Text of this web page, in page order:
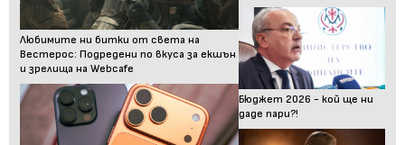
Любимите ни битки от света на
Вестерос: Подредени по вкуса за екшън
и зрелища на Webcafe
Бюджет 2026 - кой ще ни
даде пари?!